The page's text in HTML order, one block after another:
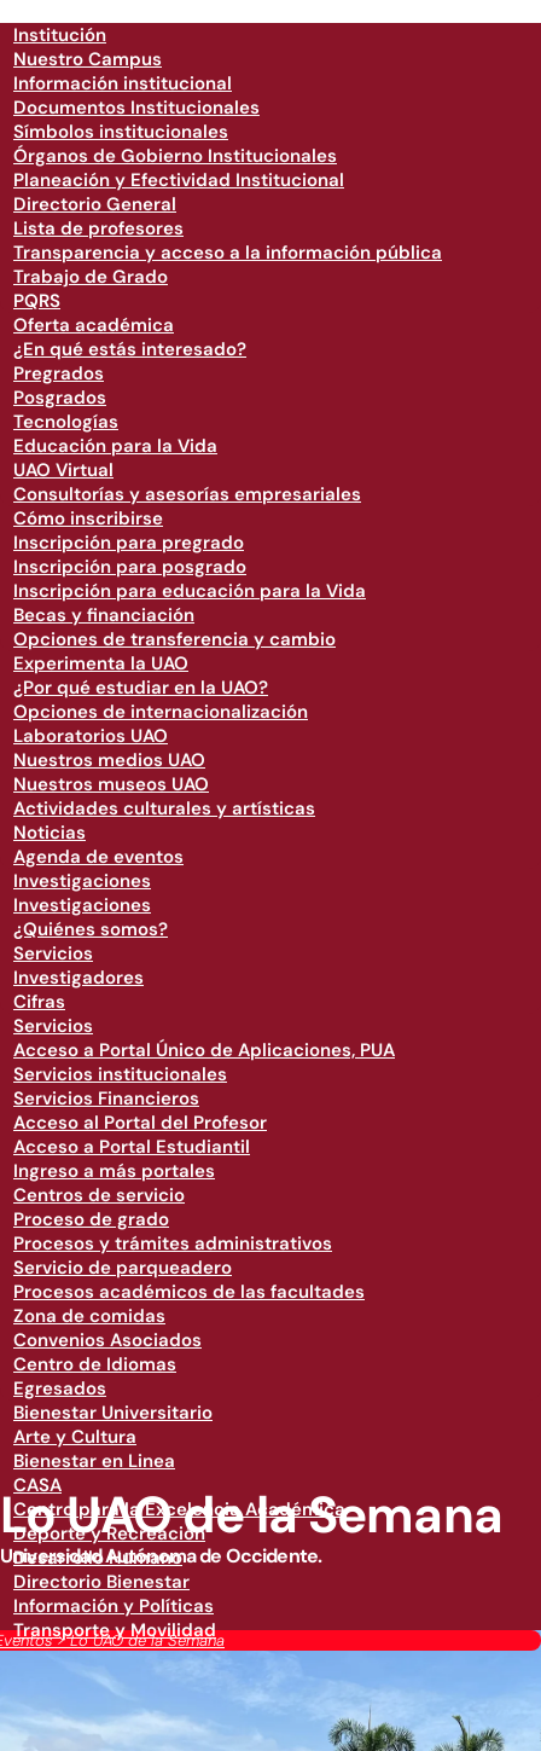
Institución
Nuestro Campus
Información institucional
Documentos Institucionales
Símbolos institucionales
Órganos de Gobierno Institucionales
Planeación y Efectividad Institucional
Directorio General
Lista de profesores
Transparencia y acceso a la información pública
Trabajo de Grado
PQRS
Oferta académica
¿En qué estás interesado?
Pregrados
Posgrados
Tecnologías
Educación para la Vida
UAO Virtual
Consultorías y asesorías empresariales
Cómo inscribirse
Inscripción para pregrado
Inscripción para posgrado
Inscripción para educación para la Vida
Becas y financiación
Opciones de transferencia y cambio
Experimenta la UAO
¿Por qué estudiar en la UAO?
Opciones de internacionalización
Laboratorios UAO
Nuestros medios UAO
Nuestros museos UAO
Actividades culturales y artísticas
Noticias
Agenda de eventos
Investigaciones
Investigaciones
¿Quiénes somos?
Servicios
Investigadores
Cifras
Servicios
Acceso a Portal Único de Aplicaciones, PUA
Servicios institucionales
Servicios Financieros
Acceso al Portal del Profesor
Acceso a Portal Estudiantil
Ingreso a más portales
Centros de servicio
Proceso de grado
Procesos y trámites administrativos
Servicio de parqueadero
Procesos académicos de las facultades
Zona de comidas
Convenios Asociados
Centro de Idiomas
Egresados
Bienestar Universitario
Arte y Cultura
Bienestar en Linea
CASA
Centro para la Excelencia Académica
Deporte y Recreación
Desarrollo Humano
Directorio Bienestar
Información y Políticas
Transporte y Movilidad
>Lo UAO de la Semana
Lo UAO de la Semana
Universidad Autónoma de Occidente.